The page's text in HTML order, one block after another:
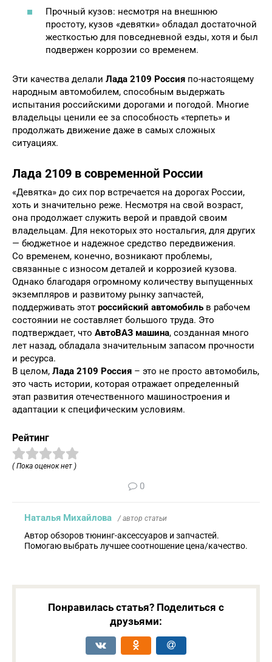
Прочный кузов: несмотря на внешнюю
простоту, кузов «девятки» обладал достаточной
жесткостью для повседневной езды, хотя и был
подвержен коррозии со временем.
Эти качества делали Лада 2109 Россия по-настоящему
народным автомобилем, способным выдержать
испытания российскими дорогами и погодой. Многие
владельцы ценили ее за способность «терпеть» и
продолжать движение даже в самых сложных
ситуациях.
Лада 2109 в современной России
«Девятка» до сих пор встречается на дорогах России,
хоть и значительно реже. Несмотря на свой возраст,
она продолжает служить верой и правдой своим
владельцам. Для некоторых это ностальгия, для других
— бюджетное и надежное средство передвижения.
Со временем, конечно, возникают проблемы,
связанные с износом деталей и коррозией кузова.
Однако благодаря огромному количеству выпущенных
экземпляров и развитому рынку запчастей,
поддерживать этот российский автомобиль в рабочем
состоянии не составляет большого труда. Это
подтверждает, что АвтоВАЗ машина, созданная много
лет назад, обладала значительным запасом прочности
и ресурса.
В целом, Лада 2109 Россия – это не просто автомобиль,
это часть истории, которая отражает определенный
этап развития отечественного машиностроения и
адаптации к специфическим условиям.
Рейтинг
( Пока оценок нет )
0
Наталья Михайлова / автор статьи
Автор обзоров тюнинг-аксессуаров и запчастей.
Помогаю выбрать лучшее соотношение цена/качество.
Понравилась статья? Поделиться с
друзьями: